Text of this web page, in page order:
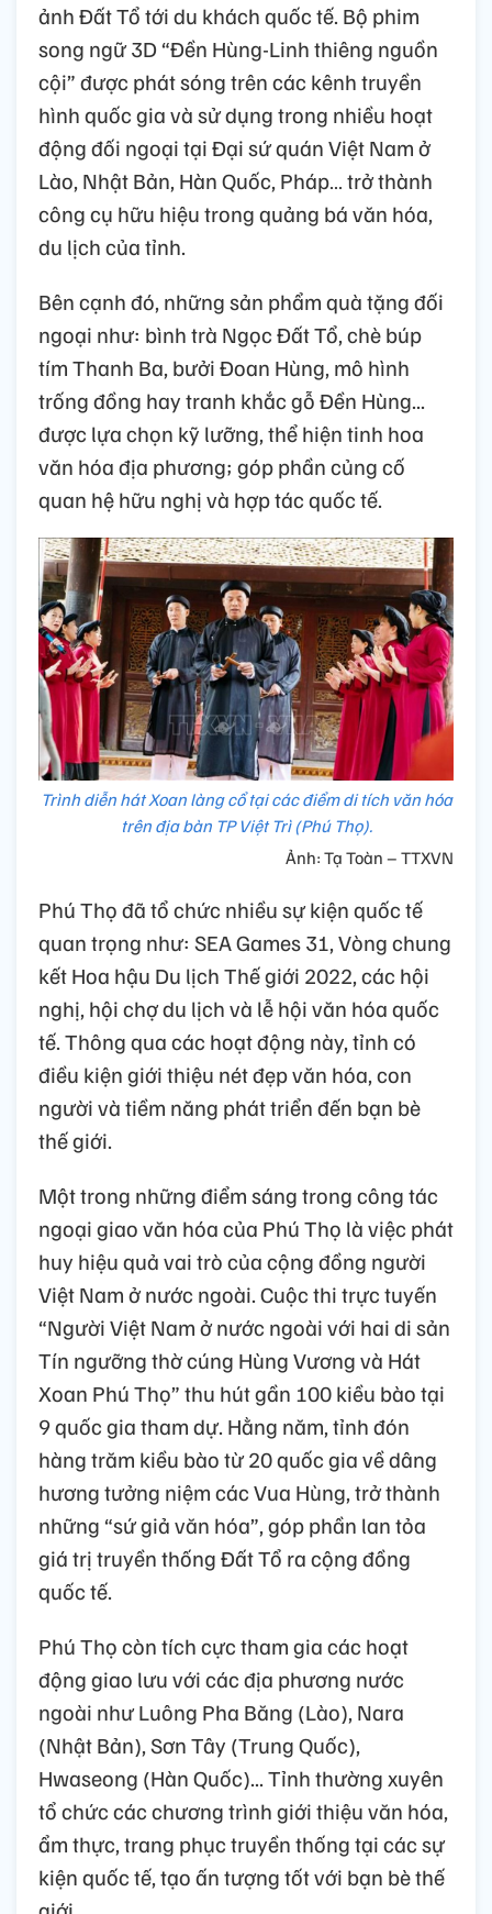
ảnh Đất Tổ tới du khách quốc tế. Bộ phim
song ngữ 3D “Đền Hùng-Linh thiêng nguồn
cội” được phát sóng trên các kênh truyền
hình quốc gia và sử dụng trong nhiều hoạt
động đối ngoại tại Đại sứ quán Việt Nam ở
Lào, Nhật Bản, Hàn Quốc, Pháp… trở thành
công cụ hữu hiệu trong quảng bá văn hóa,
du lịch của tỉnh.
Bên cạnh đó, những sản phẩm quà tặng đối
ngoại như: bình trà Ngọc Đất Tổ, chè búp
tím Thanh Ba, bưởi Đoan Hùng, mô hình
trống đồng hay tranh khắc gỗ Đền Hùng...
được lựa chọn kỹ lưỡng, thể hiện tinh hoa
văn hóa địa phương; góp phần củng cố
quan hệ hữu nghị và hợp tác quốc tế.
Trình diễn hát Xoan làng cổ tại các điểm di tích văn hóa
trên địa bàn TP Việt Trì (Phú Thọ).
Ảnh: Tạ Toàn – TTXVN
Phú Thọ đã tổ chức nhiều sự kiện quốc tế
quan trọng như: SEA Games 31, Vòng chung
kết Hoa hậu Du lịch Thế giới 2022, các hội
nghị, hội chợ du lịch và lễ hội văn hóa quốc
tế. Thông qua các hoạt động này, tỉnh có
điều kiện giới thiệu nét đẹp văn hóa, con
người và tiềm năng phát triển đến bạn bè
thế giới.
Một trong những điểm sáng trong công tác
ngoại giao văn hóa của Phú Thọ là việc phát
huy hiệu quả vai trò của cộng đồng người
Việt Nam ở nước ngoài. Cuộc thi trực tuyến
“Người Việt Nam ở nước ngoài với hai di sản
Tín ngưỡng thờ cúng Hùng Vương và Hát
Xoan Phú Thọ” thu hút gần 100 kiều bào tại
9 quốc gia tham dự. Hằng năm, tỉnh đón
hàng trăm kiều bào từ 20 quốc gia về dâng
hương tưởng niệm các Vua Hùng, trở thành
những “sứ giả văn hóa”, góp phần lan tỏa
giá trị truyền thống Đất Tổ ra cộng đồng
quốc tế.
Phú Thọ còn tích cực tham gia các hoạt
động giao lưu với các địa phương nước
ngoài như Luông Pha Băng (Lào), Nara
(Nhật Bản), Sơn Tây (Trung Quốc),
Hwaseong (Hàn Quốc)... Tỉnh thường xuyên
tổ chức các chương trình giới thiệu văn hóa,
ẩm thực, trang phục truyền thống tại các sự
kiện quốc tế, tạo ấn tượng tốt với bạn bè thế